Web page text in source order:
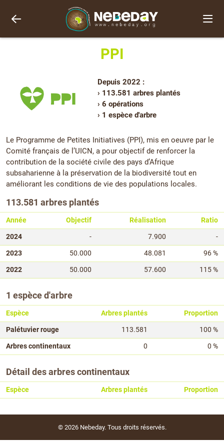
PPI
Depuis 2022 :
› 113.581 arbres plantés
› 6 opérations
› 1 espèce d'arbre
Le Programme de Petites Initiatives (PPI), mis en oeuvre par le
Comité français de l’UICN, a pour objectif de renforcer la
contribution de la société civile des pays d’Afrique
subsaharienne à la préservation de la biodiversité tout en
améliorant les conditions de vie des populations locales.
113.581 arbres plantés
Année Objectif Réalisation
Ratio
2024
- 7.900
-
2023
50.000 48.081
96 %
2022
50.000 57.600 115 %
1 espèce d'arbre
Espèce Arbres plantés
Proportion
Palétuvier rouge
113.581
100 %
Arbres continentaux
0 0 %
Détail des arbres continentaux
Espèce Arbres plantés Proportion
© 2026 Nebeday. Tous droits réservés.